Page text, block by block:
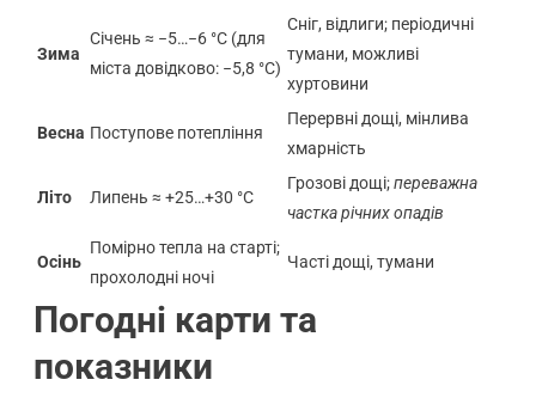
Зима
Січень ≈ −5…−6 °C (для
міста довідково: −5,8 °C)
Сніг, відлиги; періодичні
тумани, можливі
хуртовини
Весна Поступове потепління
Перервні дощі, мінлива
хмарність
Літо Липень ≈ +25…+30 °C
Грозові дощі;переважна
частка річних опадів
Осінь
Помірно тепла на старті;
прохолодні ночі
Часті дощі, тумани
Погодні карти та
показники